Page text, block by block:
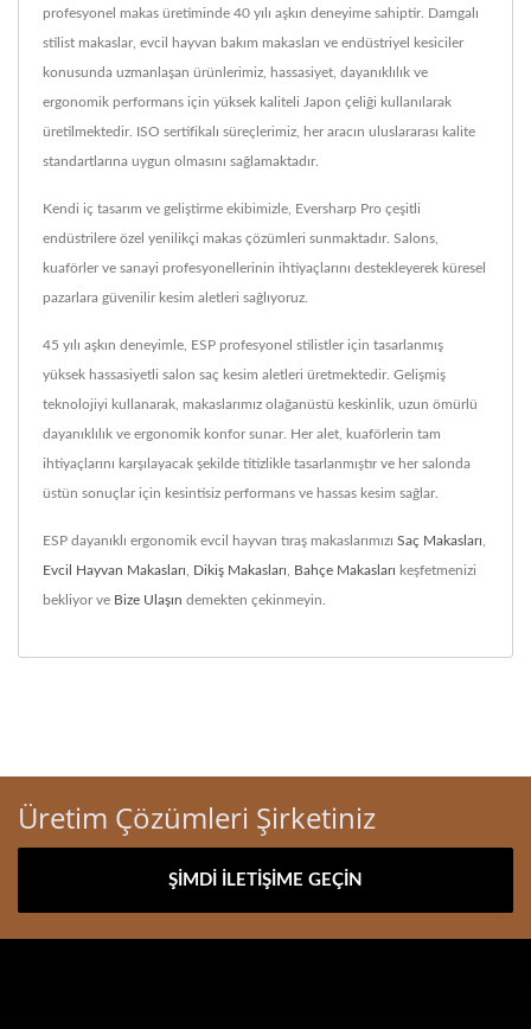
profesyonel makas üretiminde 40 yılı aşkın deneyime sahiptir. Damgalı
stilist makaslar, evcil hayvan bakım makasları ve endüstriyel kesiciler
konusunda uzmanlaşan ürünlerimiz, hassasiyet, dayanıklılık ve
ergonomik performans için yüksek kaliteli Japon çeliği kullanılarak
üretilmektedir. ISO sertifikalı süreçlerimiz, her aracın uluslararası kalite
standartlarına uygun olmasını sağlamaktadır.
Kendi iç tasarım ve geliştirme ekibimizle, Eversharp Pro çeşitli
endüstrilere özel yenilikçi makas çözümleri sunmaktadır. Salons,
kuaförler ve sanayi profesyonellerinin ihtiyaçlarını destekleyerek küresel
pazarlara güvenilir kesim aletleri sağlıyoruz.
45 yılı aşkın deneyimle, ESP profesyonel stilistler için tasarlanmış
yüksek hassasiyetli salon saç kesim aletleri üretmektedir. Gelişmiş
teknolojiyi kullanarak, makaslarımız olağanüstü keskinlik, uzun ömürlü
dayanıklılık ve ergonomik konfor sunar. Her alet, kuaförlerin tam
ihtiyaçlarını karşılayacak şekilde titizlikle tasarlanmıştır ve her salonda
üstün sonuçlar için kesintisiz performans ve hassas kesim sağlar.
ESP dayanıklı ergonomik evcil hayvan tıraş makaslarımızı Saç Makasları
Evcil Hayvan Makasları Dikiş Makasları Bahçe Makasları keşfetmenizi
bekliyor ve Bize Ulaşın demekten çekinmeyin.
Üretim Çözümleri Şirketiniz
ŞIMDI İLETIŞIME GEÇIN